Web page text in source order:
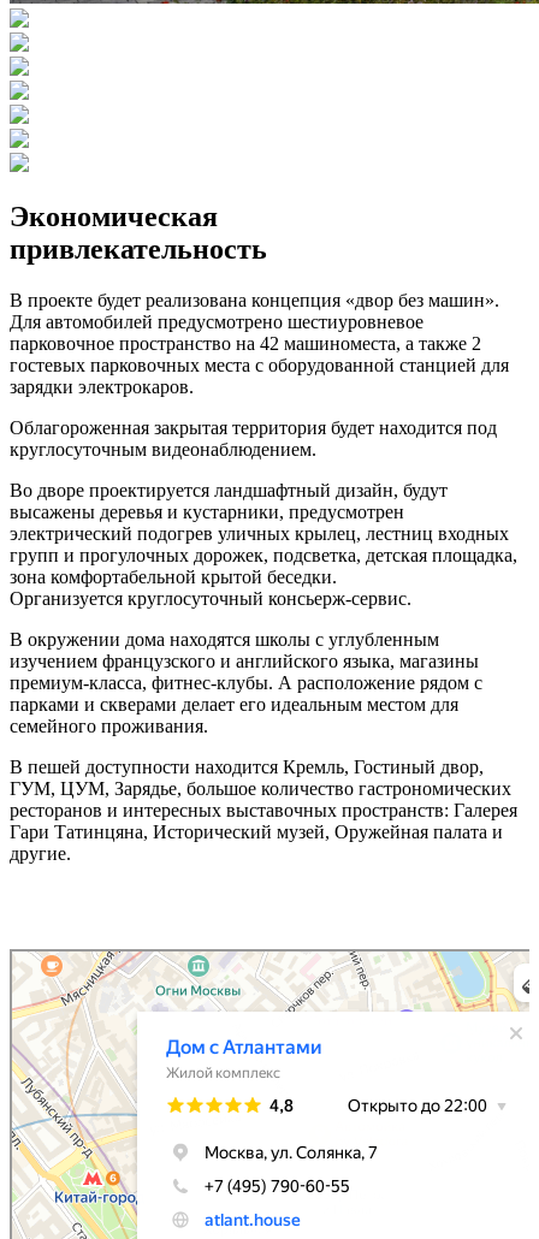
Экономическая
привлекательность
В проекте будет реализована концепция «двор без машин».
Для автомобилей предусмотрено шестиуровневое
парковочное пространство на 42 машиноместа, а также 2
гостевых парковочных места с оборудованной станцией для
зарядки электрокаров.
Облагороженная закрытая территория будет находится под
круглосуточным видеонаблюдением.
Во дворе проектируется ландшафтный дизайн, будут
высажены деревья и кустарники, предусмотрен
электрический подогрев уличных крылец, лестниц входных
групп и прогулочных дорожек, подсветка, детская площадка,
зона комфортабельной крытой беседки.
Организуется круглосуточный консьерж-сервис.
В окружении дома находятся школы с углубленным
изучением французского и английского языка, магазины
премиум-класса, фитнес-клубы. А расположение рядом с
парками и скверами делает его идеальным местом для
семейного проживания.
В пешей доступности находится Кремль, Гостиный двор,
ГУМ, ЦУМ, Зарядье, большое количество гастрономических
ресторанов и интересных выставочных пространств: Галерея
Гари Татинцяна, Исторический музей, Оружейная палата и
другие.
Дом с Атлантами
Жилой комплекс в Москве